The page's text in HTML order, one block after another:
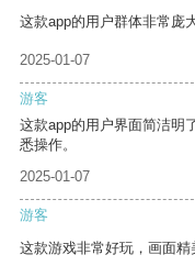
这款app的用户群体非常庞
2025-01-07
游客
这款app的用户界面简洁明
悉操作。
2025-01-07
游客
这款游戏非常好玩，画面精